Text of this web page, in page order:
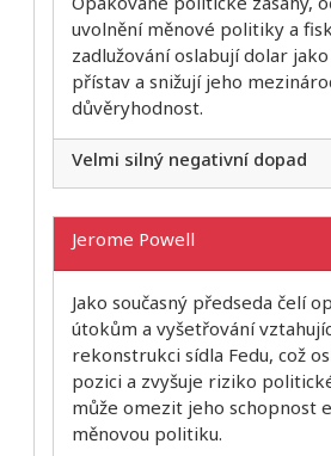
uvolnění měnové politiky a
zadlužování oslabují dolar
přístav a snižují jeho
důvěryhodnost.
Velmi silný negativní dopad
Jerome Powell
Jako současný předseda čelí
útokům a vyšetřování
rekonstrukci sídla Fedu, což
pozici a zvyšuje riziko
může omezit jeho schopnost
měnovou politiku.